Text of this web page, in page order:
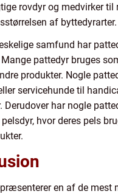
rovdyr og medvirker til
af byttedyrarter.
samfund har
pattedyr bruges
produkter. Nogle
servicehunde til
Derudover har nogle
hvor deres pels
en af de mest